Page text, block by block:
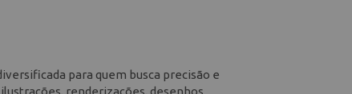
para quem busca precisão e
renderizações, desenhos